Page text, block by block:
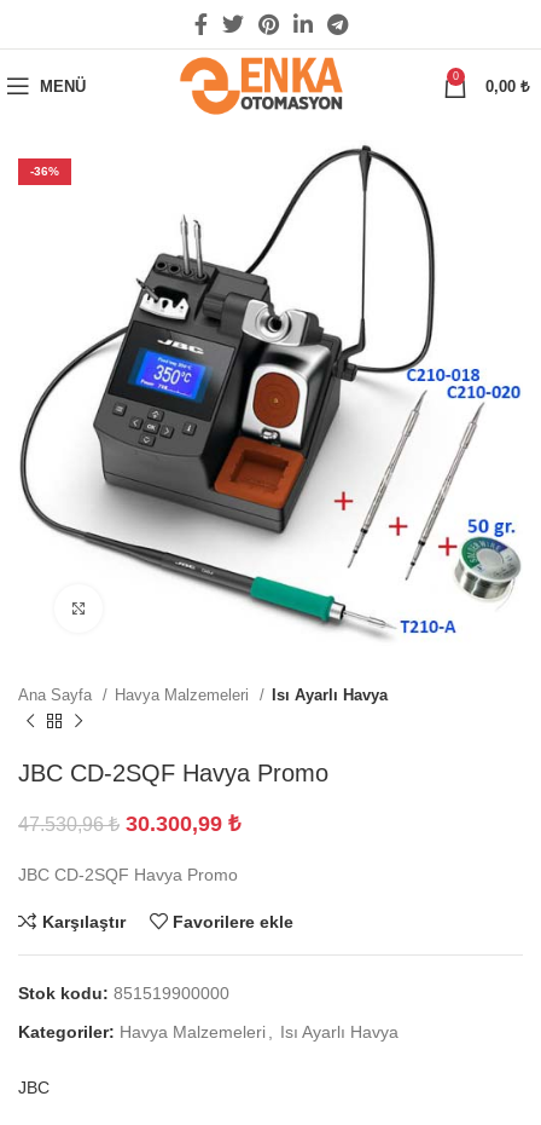
MENÜ
0
0,00 ₺
-36%
Büyütmek için tıklayın
Ana Sayfa Havya Malzemeleri Isı Ayarlı Havya
JBC CD-2SQF Havya Promo
47.530,96₺ 30.300,99 ₺
JBC CD-2SQF Havya Promo
Karşılaştır Favorilere ekle
Stok kodu: 851519900000
Kategoriler: Havya Malzemeleri Isı Ayarlı Havya
JBC